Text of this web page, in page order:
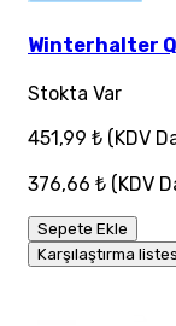
Winterhalter
Stokta Var
451,99 ₺ (KDV
376,66 ₺ (KDV
Sepete Ekle
Karşılaştırma